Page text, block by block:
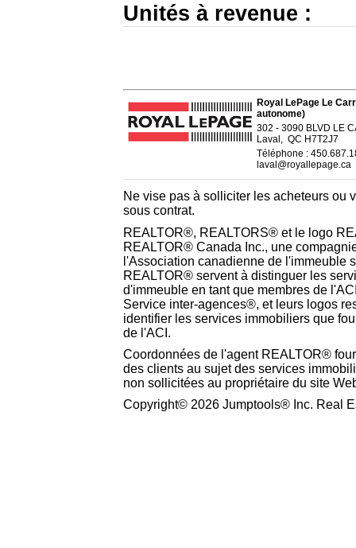
Unités à revenue :
Royal LePage Le
autonome)
302 - 3090 BLVD LE
Laval, QC H7T2J7
Téléphone :
laval@royallepage.ca
Ne vise pas à solliciter les acheteurs ou
sous contrat.
REALTOR®, REALTORS® et le logo
REALTOR® Canada Inc., une
l'Association canadienne de l'immeuble
REALTOR® servent à distinguer les
d'immeuble en tant que membres de
Service inter-agences®, et leurs logos
identifier les services immobiliers que
de l'ACI.
Coordonnées de l'agent REALTOR®
des clients au sujet des services
non sollicitées au propriétaire du site
Copyright© 2026 Jumptools® Inc. Real